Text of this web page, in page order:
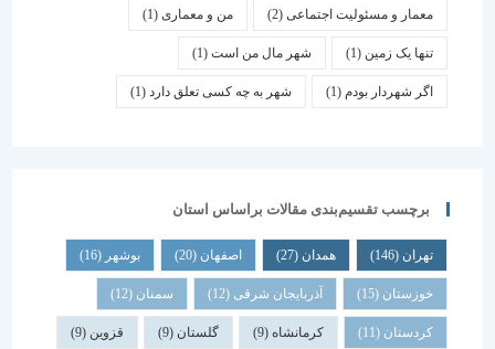
معمار و مسئولیت اجتماعی (2) من و معماری (1)
تنها یک زمین(1) شهر مال من است(1)
اگر شهردار بودم (1) شهر به چه کسی تعلق دارد(1)
برچسب تقسیم‌بندی مقالات براساس استان
همدان اصفهان (20) بوشهر
خوزستان(15) آذربایجان شرقی(12) سمنان (12)
کردستان(11) کرمانشاه(9) گلستان (9) قزوین